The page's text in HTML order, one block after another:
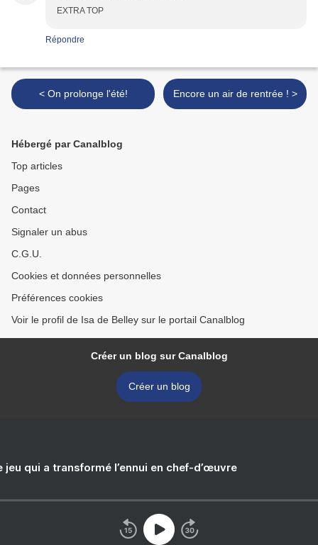
EXTRA TOP
Répondre
< On prolonge l'été! Encore un air de rentrée ! >
Hébergé par Canalblog
Top articles
Pages
Contact
Signaler un abus
C.G.U.
Cookies et données personnelles
Préférences cookies
Voir le profil de Isa de Belley sur le portail Canalblog
Créer un blog sur Canalblog
Créer un blog
jeu qui a transformé l’ennui en chef-d’œuvre